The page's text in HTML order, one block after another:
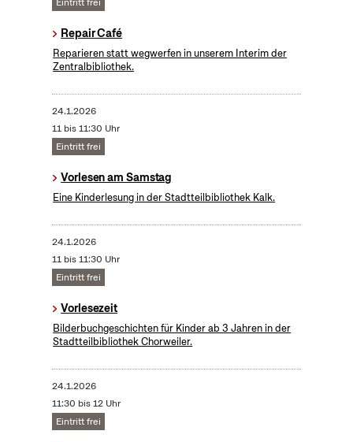
Repair Café
Reparieren statt wegwerfen in unserem Interim der
Zentralbibliothek.
24.1.2026
11 bis 11:30 Uhr
Eintritt frei
Vorlesen am Samstag
Eine Kinderlesung in der Stadtteilbibliothek Kalk.
24.1.2026
11 bis 11:30 Uhr
Eintritt frei
Vorlesezeit
Bilderbuchgeschichten für Kinder ab 3 Jahren in der
Stadtteilbibliothek Chorweiler.
24.1.2026
11:30 bis 12 Uhr
Eintritt frei